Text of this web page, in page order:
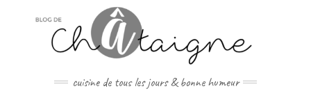
cuisine de tous les jours & bonne humeur